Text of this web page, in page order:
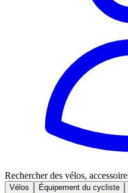
Rechercher des vélos,
Vélos Équipement du cycliste